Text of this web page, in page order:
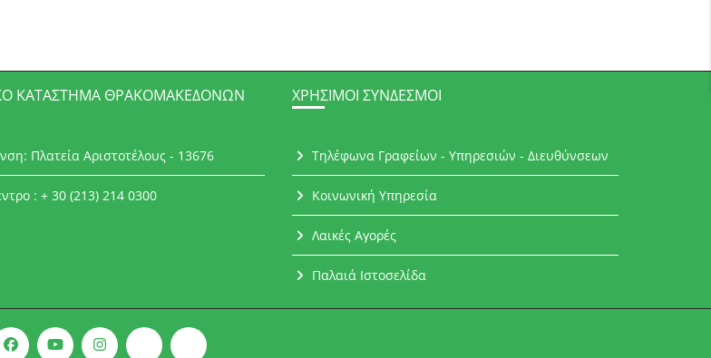
ΚΑΤΆΣΤΗΜΑ ΘΡΑΚΟΜΑΚΕΔΌΝΩΝ
Πλατεία Αριστοτέλους - 13676
: + 30 (213) 214 0300
ΧΡΉΣΙΜΟΙ ΣΎΝΔΕΣΜΟΙ
Τηλέφωνα Γραφείων - Υπηρεσιών - Διευθύνσεων
Κοινωνική Υπηρεσία
Λαικές Αγορές
Παλαιά Ιστοσελίδα